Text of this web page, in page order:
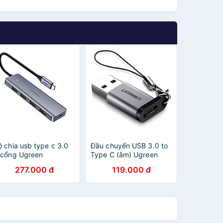
chia usb type c 3.0
Ugreen
hãng
277.000 đ
Đầu chuyển USB 3.0 to
Type C (âm) Ugreen
119.000 đ